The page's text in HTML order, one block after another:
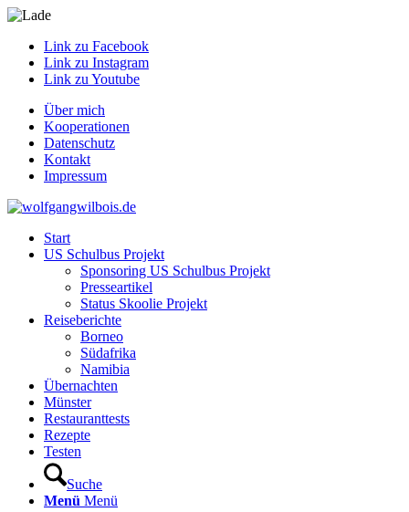
Link zu Facebook
Link zu Instagram
Link zu Youtube
Über mich
Kooperationen
Datenschutz
Kontakt
Impressum
Start
US Schulbus Projekt
Sponsoring US Schulbus Projekt
Presseartikel
Status Skoolie Projekt
Reiseberichte
Borneo
Südafrika
Namibia
Übernachten
Münster
Restauranttests
Rezepte
Testen
Suche
Menü Menü